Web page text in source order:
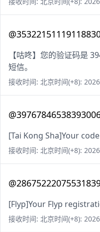
【咕咚】您的验证码是
短信。
接收时间: 北京时间(+8):
[Tai Kong Sha]Your
接收时间: 北京时间(+8):
[Flyp]Your Flyp
接收时间: 北京时间(+8):